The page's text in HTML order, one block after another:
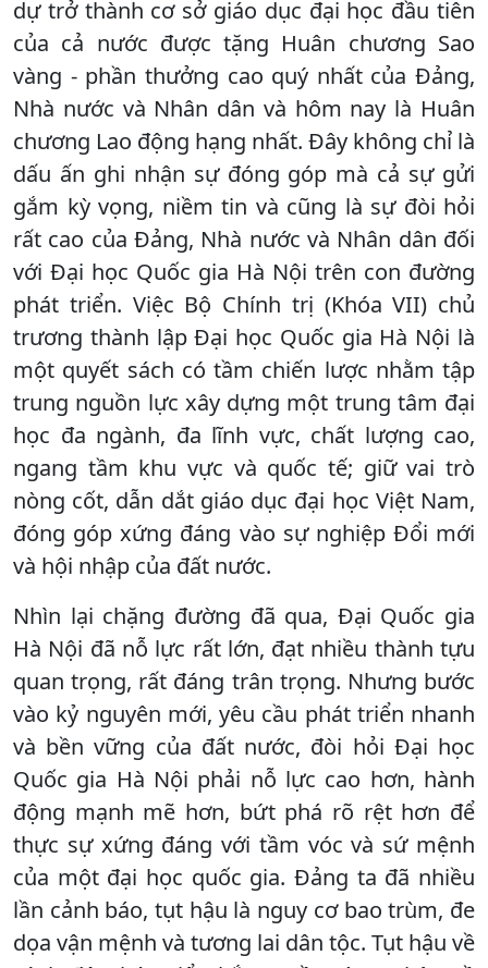
dự trở thành cơ sở giáo dục đại học đầu tiên
của cả nước được tặng Huân chương Sao
vàng - phần thưởng cao quý nhất của Đảng,
Nhà nước và Nhân dân và hôm nay là Huân
chương Lao động hạng nhất. Đây không chỉ là
dấu ấn ghi nhận sự đóng góp mà cả sự gửi
gắm kỳ vọng, niềm tin và cũng là sự đòi hỏi
rất cao của Đảng, Nhà nước và Nhân dân đối
với Đại học Quốc gia Hà Nội trên con đường
phát triển. Việc Bộ Chính trị (Khóa VII) chủ
trương thành lập Đại học Quốc gia Hà Nội là
một quyết sách có tầm chiến lược nhằm tập
trung nguồn lực xây dựng một trung tâm đại
học đa ngành, đa lĩnh vực, chất lượng cao,
ngang tầm khu vực và quốc tế; giữ vai trò
nòng cốt, dẫn dắt giáo dục đại học Việt Nam,
đóng góp xứng đáng vào sự nghiệp Đổi mới
và hội nhập của đất nước.
Nhìn lại chặng đường đã qua, Đại Quốc gia
Hà Nội đã nỗ lực rất lớn, đạt nhiều thành tựu
quan trọng, rất đáng trân trọng. Nhưng bước
vào kỷ nguyên mới, yêu cầu phát triển nhanh
và bền vững của đất nước, đòi hỏi Đại học
Quốc gia Hà Nội phải nỗ lực cao hơn, hành
động mạnh mẽ hơn, bứt phá rõ rệt hơn để
thực sự xứng đáng với tầm vóc và sứ mệnh
của một đại học quốc gia. Đảng ta đã nhiều
lần cảnh báo, tụt hậu là nguy cơ bao trùm, đe
dọa vận mệnh và tương lai dân tộc. Tụt hậu về